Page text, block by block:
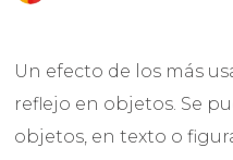
Un efecto de los más
reflejo en objetos. Se
objetos, en texto o